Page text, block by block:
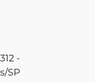
-
SP